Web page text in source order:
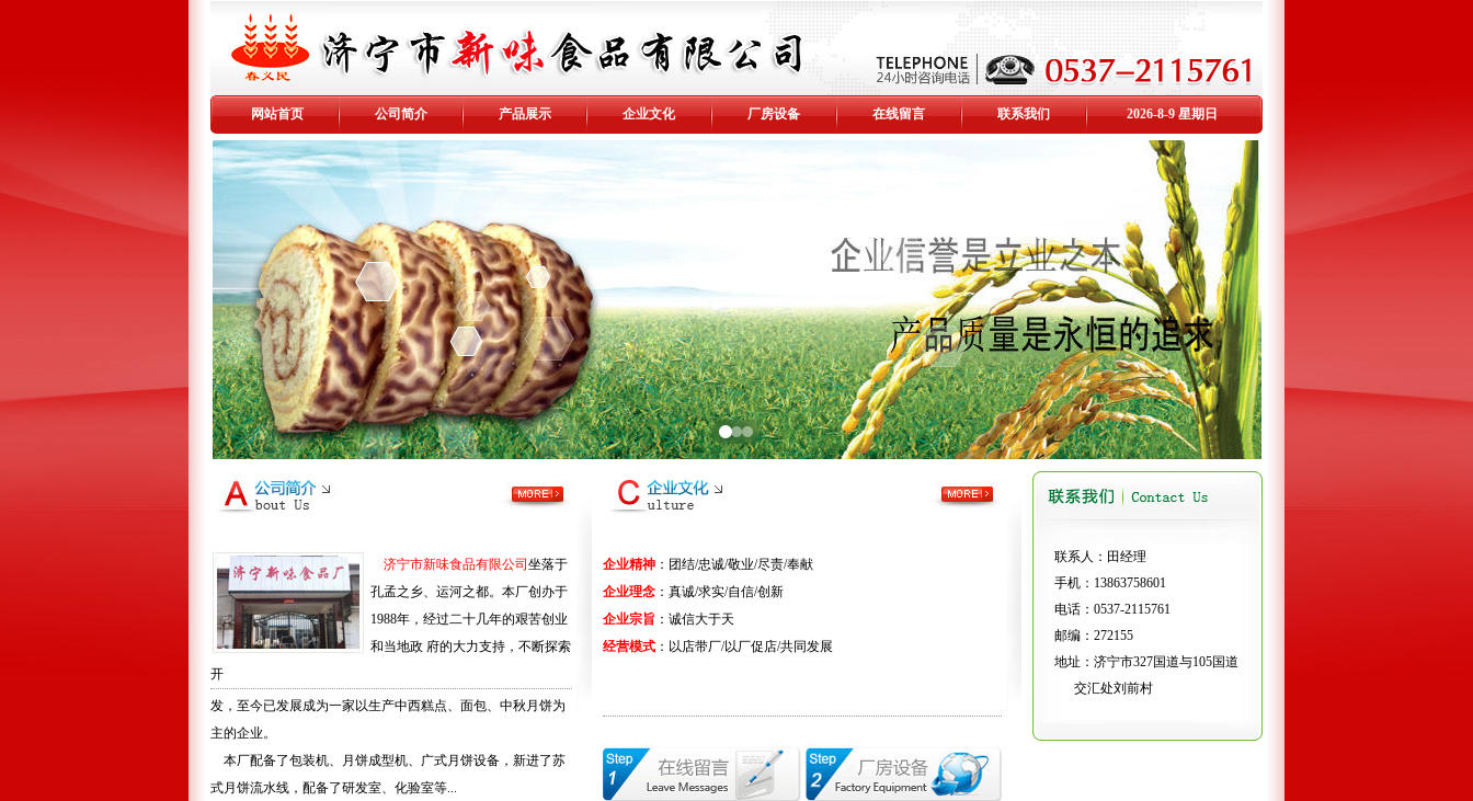
网站首页 公司简介 产品展示 企业文化 厂房设备 在线留言 联系我们 2026-8-9 星期日
济宁市新味食品有限公司 坐落于
孔孟之乡、运河之都。本厂创办于
1988年，经过二十几年的艰苦创业
和当地政 府的大力支持，不断探索
开
发，至今已发展成为一家以生产中西糕点、面包、中秋月饼为
主的企业。
本厂配备了包装机、月饼成型机、广式月饼设备，新进了苏
式月饼流水线，配备了研发室、化验室等...
企业精神 ：团结/忠诚/敬业/尽责/奉献
企业理念 ：真诚/求实/自信/创新
企业宗旨 ：诚信大于天
经营模式 ：以店带厂/以厂促店/共同发展
联系人：田经理
手机：13863758601
电话：0537-2115761
邮编：272155
地址：济宁市327国道与105国道
交汇处刘前村